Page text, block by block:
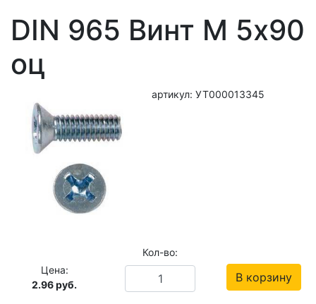
DIN 965 Винт М 5х90
оц
артикул: УТ000013345
Цена:
2.96руб.
Кол-во:
В корзину